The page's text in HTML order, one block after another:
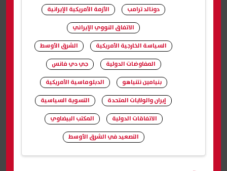
دونالد ترامب
الأزمة الأمريكية الإيرانية
الاتفاق النووي الإيراني
السياسة الخارجية الأمريكية
الشرق الأوسط
المفاوضات الدولية
جي دي فانس
بنيامين نتنياهو
الدبلوماسية الأمريكية
إيران والولايات المتحدة
التسوية السياسية
الاتفاقات الدولية
المكتب البيضاوي
التصعيد في الشرق الأوسط